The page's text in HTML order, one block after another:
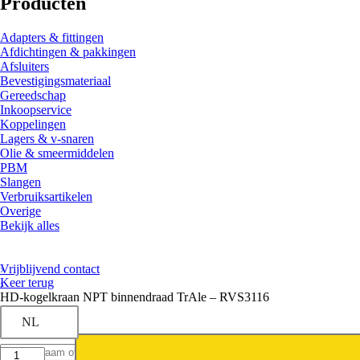
Adapters & fittingen
Afdichtingen & pakkingen
Afsluiters
Bevestigingsmateriaal
Gereedschap
Inkoopservice
Koppelingen
Lagers & v-snaren
Olie & smeermiddelen
PBM
Slangen
Verbruiksartikelen
Overige
Bekijk alles
Vrijblijvend contact
NL
Keer terug
HD-kogelkraan NPT binnendraad TrAle – RVS3116
HD-